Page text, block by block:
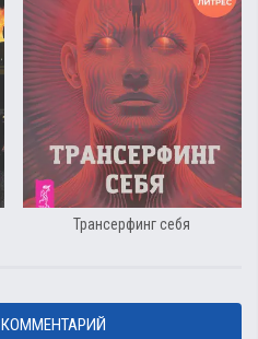
Трансерфинг себя